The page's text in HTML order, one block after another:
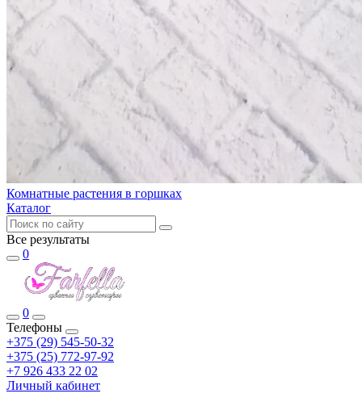
Комнатные растения в горшках
Каталог
Все результаты
0
0
Телефоны
+375 (29) 545-50-32
+375 (25) 772-97-92
+7 926 433 22 02
Личный кабинет